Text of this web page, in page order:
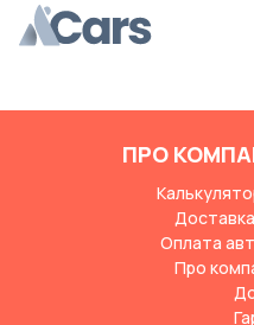
ПРО
Оплата
Про